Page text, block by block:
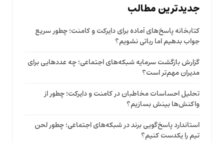
جدیدترین مطالب
کتابخانه پاسخ‌های آماده برای دایرکت و کامنت؛ چطور سریع
جواب بدهیم اما رباتی نشویم؟
گزارش بازگشت سرمایه شبکه‌های اجتماعی؛ چه عددهایی برای
مدیران مهم‌تر است؟
تحلیل احساسات مخاطبان در کامنت و دایرکت؛ چطور از
واکنش‌ها بینش بسازیم؟
استاندارد پاسخ‌گویی برند در شبکه‌های اجتماعی؛ چطور لحن
تیم را یکدست کنیم؟